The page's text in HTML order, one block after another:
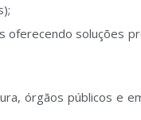
oferecendo soluções
órgãos públicos e